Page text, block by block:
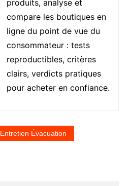
produits, analyse et
compare les boutiques en
ligne du point de vue du
consommateur : tests
reproductibles, critères
clairs, verdicts pratiques
pour acheter en confiance.
Entretien Évacuation